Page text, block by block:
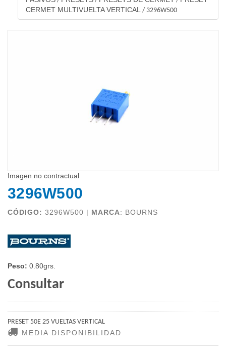
CERMET MULTIVUELTA VERTICAL / 3296W500
Imagen no contractual
3296W500
CÓDIGO: 3296W500 | MARCA: BOURNS
Peso: 0.80grs.
Consultar
PRESET 50E 25 VUELTAS VERTICAL
MEDIA DISPONIBILIDAD